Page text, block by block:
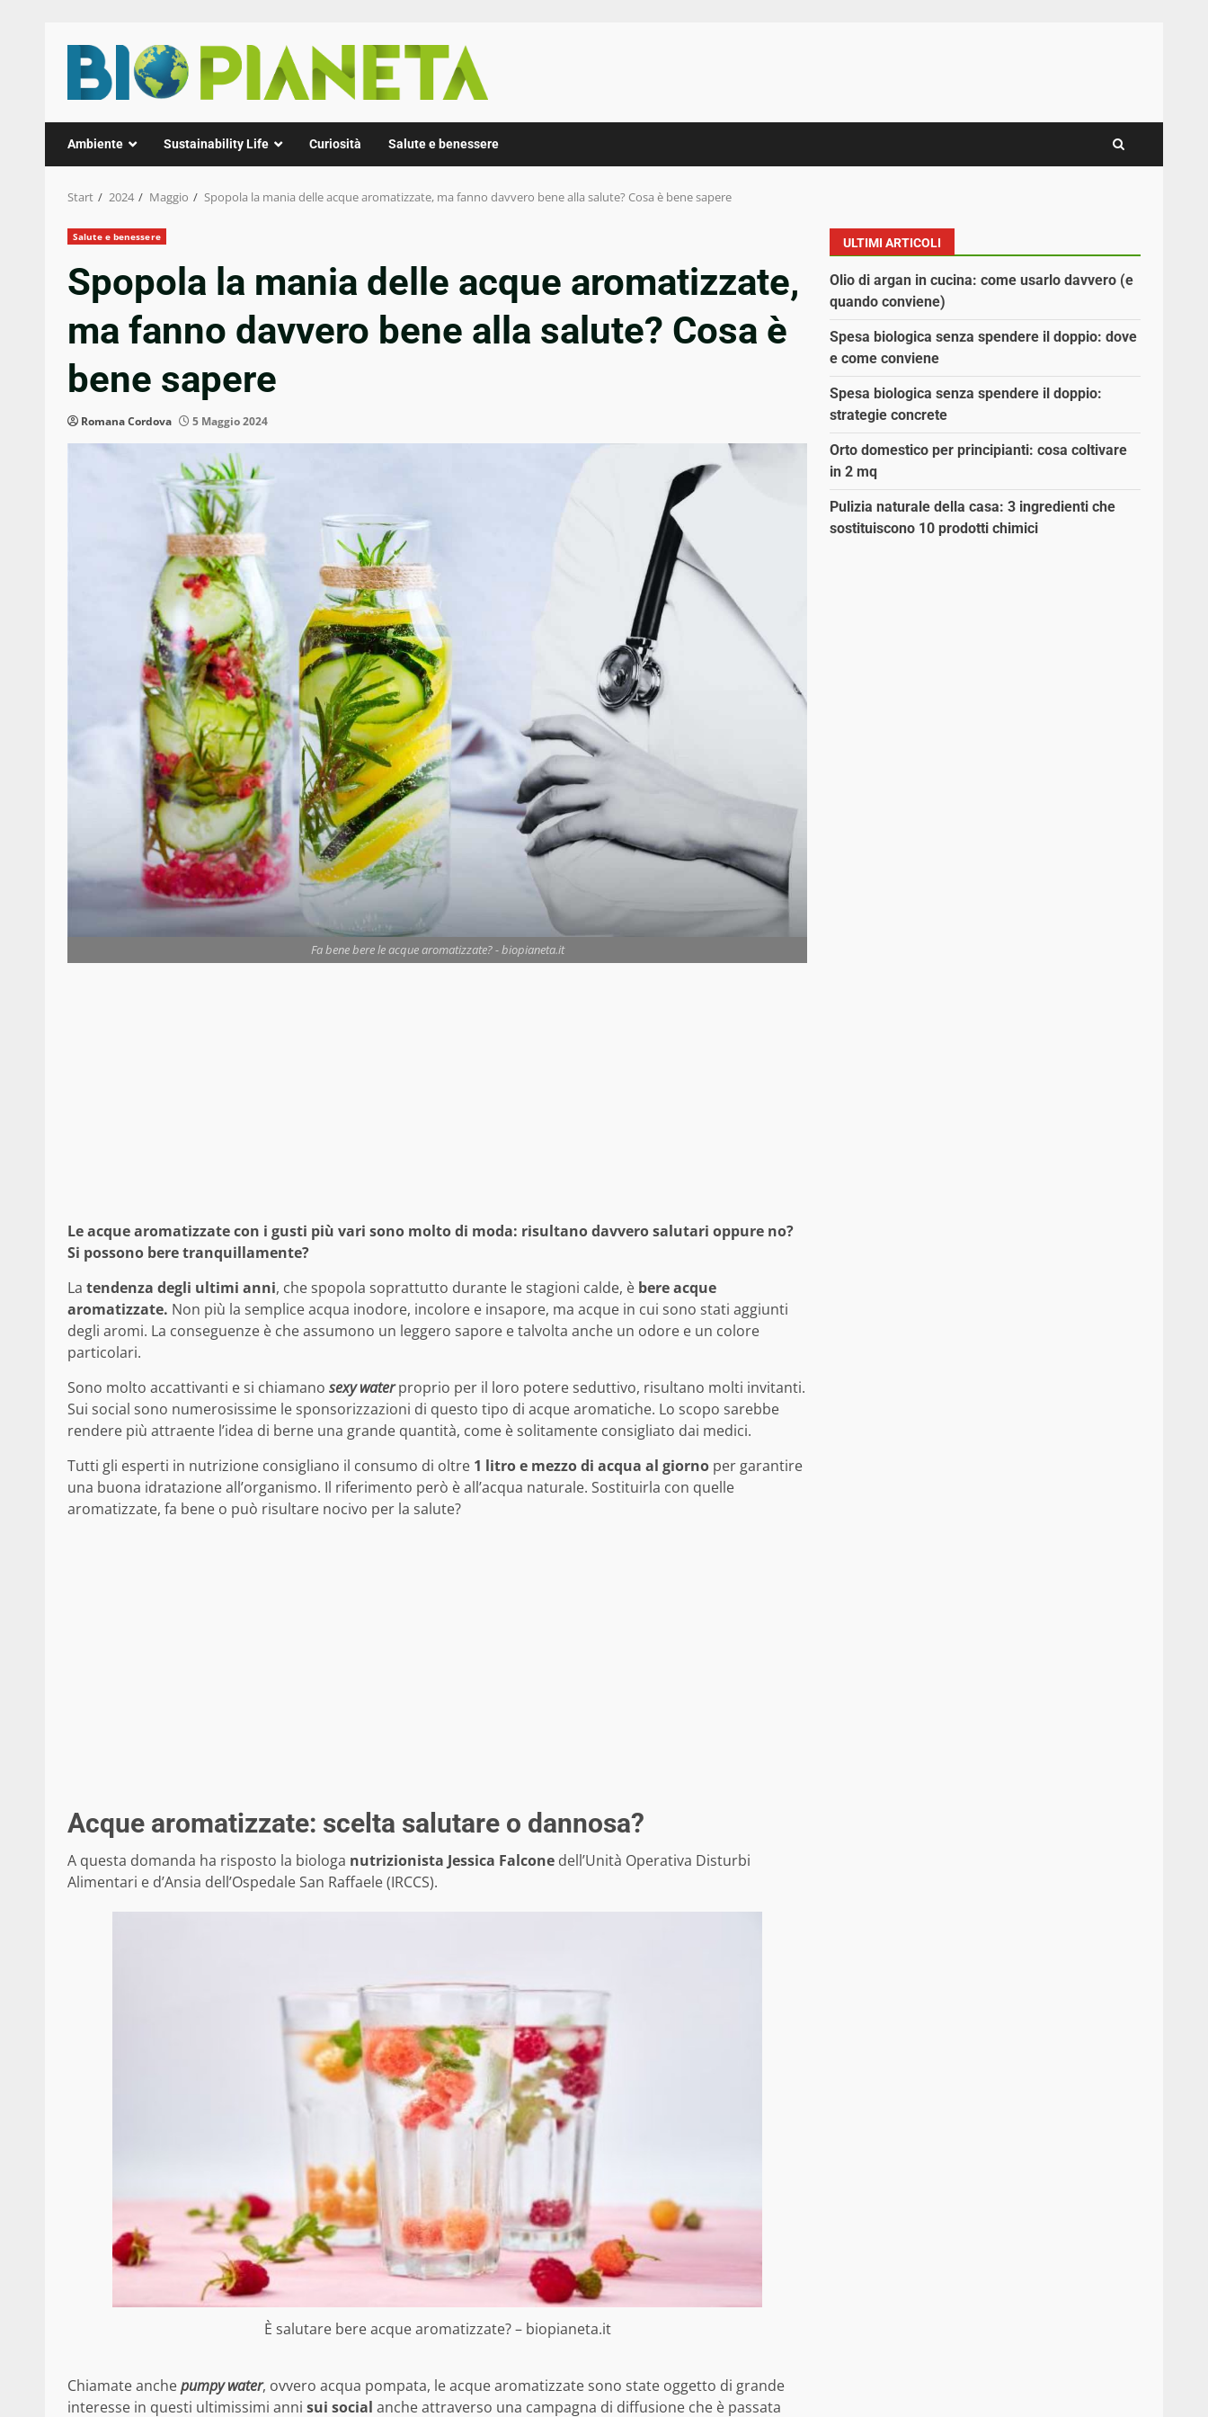
Inhalt
springen
Ambiente Sustainability Life Curiosità Salute e benessere
Start 2024 Maggio Spopola la mania delle acque aromatizzate, ma fanno davvero bene alla salute? Cosa è bene sapere
Salute e benessere
Spopola la mania delle acque aromatizzate,
ma fanno davvero bene alla salute? Cosa è
bene sapere
Romana Cordova 5 Maggio 2024
Fa bene bere le acque aromatizzate? - biopianeta.it
Le acque aromatizzate con i gusti più vari sono molto di moda: risultano davvero salutari oppure no?
Si possono bere tranquillamente?
La tendenza degli ultimi anni, che spopola soprattutto durante le stagioni calde, è bere acque
aromatizzate. Non più la semplice acqua inodore, incolore e insapore, ma acque in cui sono stati aggiunti
degli aromi. La conseguenze è che assumono un leggero sapore e talvolta anche un odore e un colore
particolari.
Sono molto accattivanti e si chiamano sexy waterproprio per il loro potere seduttivo, risultano molti invitanti.
Sui social sono numerosissime le sponsorizzazioni di questo tipo di acque aromatiche. Lo scopo sarebbe
rendere più attraente l’idea di berne una grande quantità, come è solitamente consigliato dai medici.
Tutti gli esperti in nutrizione consigliano il consumo di oltre 1 litro e mezzo di acqua al giorno per garantire
una buona idratazione all’organismo. Il riferimento però è all’acqua naturale. Sostituirla con quelle
aromatizzate, fa bene o può risultare nocivo per la salute?
Acque aromatizzate: scelta salutare o dannosa?
A questa domanda ha risposto la biologa nutrizionista Jessica Falcone dell’Unità Operativa Disturbi
Alimentari e d’Ansia dell’Ospedale San Raffaele (IRCCS).
È salutare bere acque aromatizzate? – biopianeta.it
Chiamate anchepumpy water, ovvero acqua pompata, le acque aromatizzate sono state oggetto di grande
interesse in questi ultimissimi anni sui social anche attraverso una campagna di diffusione che è passata
ULTIMI ARTICOLI
Olio di argan in cucina: come usarlo davvero (e
quando conviene)
Spesa biologica senza spendere il doppio: dove
e come conviene
Spesa biologica senza spendere il doppio:
strategie concrete
Orto domestico per principianti: cosa coltivare
in 2 mq
Pulizia naturale della casa: 3 ingredienti che
sostituiscono 10 prodotti chimici